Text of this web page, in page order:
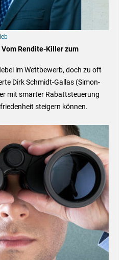
Rendite-Killer zum
im Wettbewerb, doch zu oft
Dirk Schmidt-Gallas (Simon-
mit smarter Rabattsteuerung
steigern können.